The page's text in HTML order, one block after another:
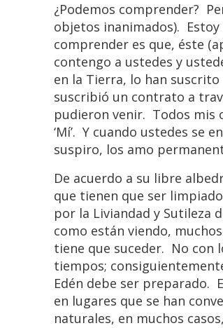
¿Podemos comprender?
objetos inanimados).
comprender es que, éste
contengo a ustedes y
en la Tierra, lo han
suscribió un contrato a
pudieron venir. Todos mis
‘Mí’. Y cuando ustedes se
suspiro, los amo
De acuerdo a su libre
que tienen que ser
por la Liviandad y Sutileza
como están viendo,
tiene que suceder. No con
tiempos;
Edén debe ser preparado.
en lugares que se han
naturales, en muchos